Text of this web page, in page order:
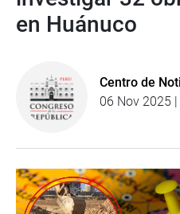
en Huánuco
Centro de
06 Nov 2025